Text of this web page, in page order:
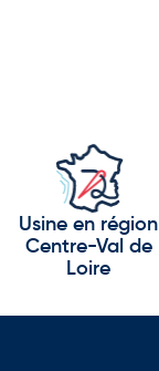
Usine en région
Centre-Val de
Loire